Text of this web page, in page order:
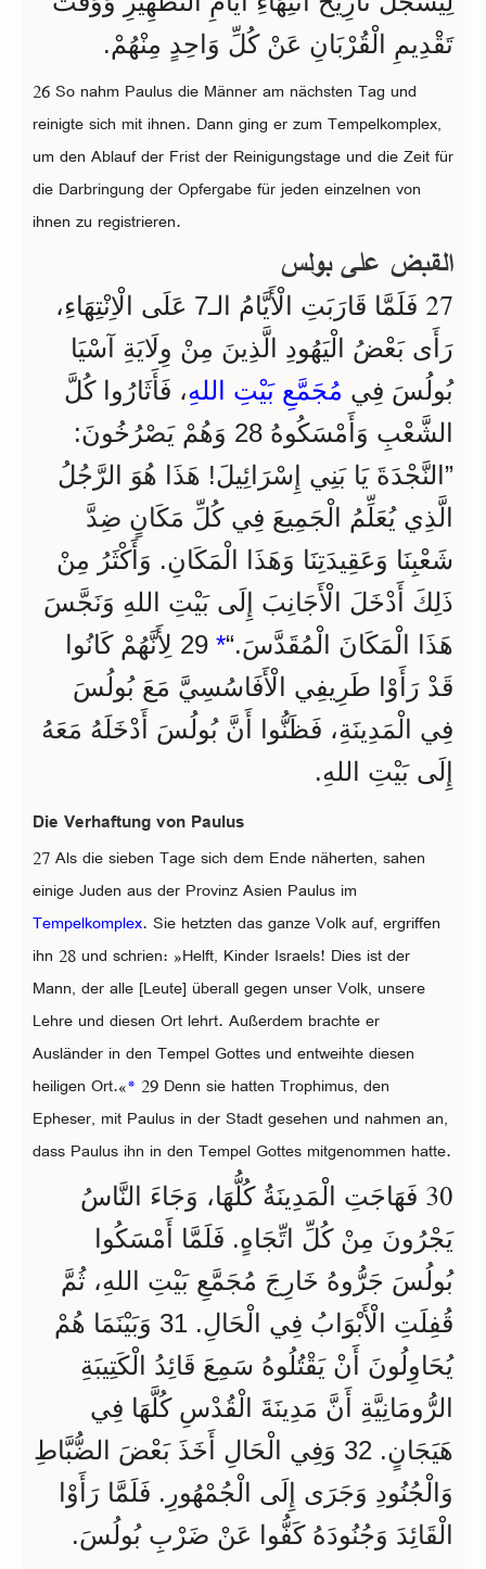
تَقْدِيمِ الْقُرْبَانِ عَنْ كُلِّ وَاحِدٍ مِنْهُمْ.
26 So nahm Paulus die Männer am nächsten Tag und
reinigte sich mit ihnen. Dann ging er zum Tempelkomplex,
um den Ablauf der Frist der Reinigungstage und die Zeit für
die Darbringung der Opfergabe für jeden einzelnen von
ihnen zu registrieren.
القبض على بولس
27
فَلَمَّا قَارَبَتِ الْأَيَّامُ الـ7 عَلَى الْاِنْتِهَاءِ،
رَأَى بَعْضُ الْيَهُودِ الَّذِينَ مِنْ وِلَايَةِ آسْيَا
بُولُسَ فِي مُجَمَّعِ بَيْتِ اللهِ، فَأَثَارُوا كُلَّ
الشَّعْبِ وَأَمْسَكُوهُ 28 وَهُمْ يَصْرُخُونَ:
”النَّجْدَةَ يَا بَنِي إِسْرَائِيلَ! هَذَا هُوَ الرَّجُلُ
الَّذِي يُعَلِّمُ الْجَمِيعَ فِي كُلِّ مَكَانٍ ضِدَّ
شَعْبِنَا وَعَقِيدَتِنَا وَهَذَا الْمَكَانِ. وَأَكْثَرُ مِنْ
ذَلِكَ أَدْخَلَ الْأَجَانِبَ إِلَى بَيْتِ اللهِ وَنَجَّسَ
هَذَا الْمَكَانَ الْمُقَدَّسَ.“*
29 لِأَنَّهُمْ كَانُوا
قَدْ رَأَوْا طَرِيفِي الْأَفَاسُسِيَّ مَعَ بُولُسَ
فِي الْمَدِينَةِ، فَظَنُّوا أَنَّ بُولُسَ أَدْخَلَهُ مَعَهُ
إِلَى بَيْتِ اللهِ.
Die Verhaftung von Paulus
27 Als die sieben Tage sich dem Ende näherten, sahen
einige Juden aus der Provinz Asien Paulus im
Tempelkomplex. Sie hetzten das ganze Volk auf, ergriffen
ihn 28 und schrien: »Helft, Kinder Israels! Dies ist der
Mann, der alle [Leute] überall gegen unser Volk, unsere
Lehre und diesen Ort lehrt. Außerdem brachte er
Ausländer in den Tempel Gottes und entweihte diesen
heiligen Ort.«* 29 Denn sie hatten Trophimus, den
Epheser, mit Paulus in der Stadt gesehen und nahmen an,
dass Paulus ihn in den Tempel Gottes mitgenommen hatte.
30 فَهَاجَتِ الْمَدِينَةُ كُلُّهَا، وَجَاءَ النَّاسُ
يَجْرُونَ مِنْ كُلِّ اتِّجَاهٍ. فَلَمَّا أَمْسَكُوا
بُولُسَ جَرُّوهُ خَارِجَ مُجَمَّعِ بَيْتِ اللهِ، ثُمَّ
قُفِلَتِ الْأَبْوَابُ فِي الْحَالِ. 31 وَبَيْنَمَا هُمْ
يُحَاوِلُونَ أَنْ يَقْتُلُوهُ سَمِعَ قَائِدُ الْكَتِيبَةِ
الرُّومَانِيَّةِ أَنَّ مَدِينَةَ الْقُدْسِ كُلَّهَا فِي
هَيَجَانٍ. 32 وَفِي الْحَالِ أَخَذَ بَعْضَ الضُّبَّاطِ
وَالْجُنُودِ وَجَرَى إِلَى الْجُمْهُورِ. فَلَمَّا رَأَوْا
الْقَائِدَ وَجُنُودَهُ كَفُّوا عَنْ ضَرْبِ بُولُسَ.